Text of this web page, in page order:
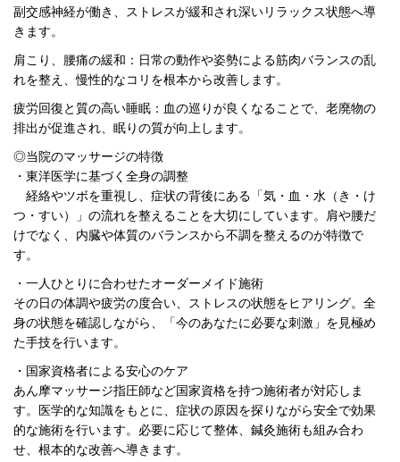
副交感神経が働き、ストレスが緩和され深いリラックス状態へ導
きます。
肩こり、腰痛の緩和：日常の動作や姿勢による筋肉バランスの乱
れを整え、慢性的なコリを根本から改善します。
疲労回復と質の高い睡眠：血の巡りが良くなることで、老廃物の
排出が促進され、眠りの質が向上します。
◎当院のマッサージの特徴
・東洋医学に基づく全身の調整
経絡やツボを重視し、症状の背後にある「気・血・水（き・け
つ・すい）」の流れを整えることを大切にしています。肩や腰だ
けでなく、内臓や体質のバランスから不調を整えるのが特徴で
す。
・一人ひとりに合わせたオーダーメイド施術
その日の体調や疲労の度合い、ストレスの状態をヒアリング。全
身の状態を確認しながら、「今のあなたに必要な刺激」を見極め
た手技を行います。
・国家資格者による安心のケア
あん摩マッサージ指圧師など国家資格を持つ施術者が対応しま
す。医学的な知識をもとに、症状の原因を探りながら安全で効果
的な施術を行います。必要に応じて整体、鍼灸施術も組み合わ
せ、根本的な改善へ導きます。